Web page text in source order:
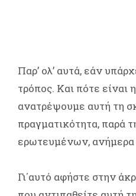
Παρ’ ολ’ αυτά, εάν
τρόπος. Και πότε είναι
ανατρέψουμε αυτή τη
πραγματικότητα, παρά
ερωτευμένων, ανήμερα
Γι΄αυτό αφήστε στην